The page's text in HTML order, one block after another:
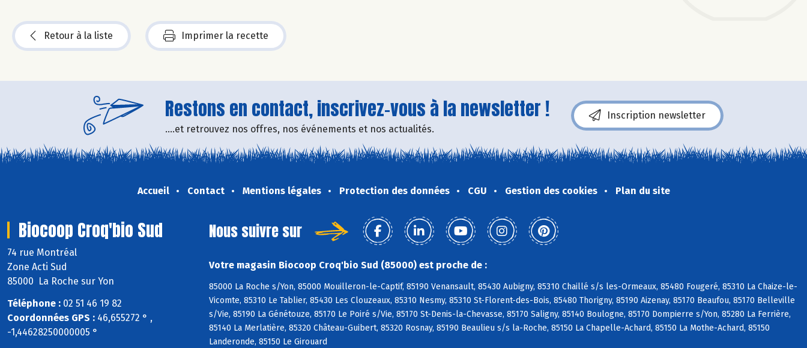
Retour à la liste Imprimer la recette
Restons en contact, inscrivez-vous à la newsletter !
....et retrouvez nos offres, nos événements et nos actualités.
Inscription newsletter
Accueil Contact Mentions légales Protection des données CGU Gestion des cookies Plan du site
Biocoop Croq'bio Sud
74 rue Montréal
Zone Acti Sud
85000 La Roche sur Yon
Téléphone : 02 51 46 19 82
Coordonnées GPS : 46,655272 ° ,
-1,44628250000005 °
Nous suivre sur
Votre magasin Biocoop Croq'bio Sud (85000) est proche de :
85000 La Roche s/Yon, 85000 Mouilleron-le-Captif, 85190 Venansault, 85430 Aubigny, 85310 Chaillé s/s les-Ormeaux, 85480 Fougeré, 85310 La Chaize-le-
Vicomte, 85310 Le Tablier, 85430 Les Clouzeaux, 85310 Nesmy, 85310 St-Florent-des-Bois, 85480 Thorigny, 85190 Aizenay, 85170 Beaufou, 85170 Belleville
s/Vie, 85190 La Génétouze, 85170 Le Poiré s/Vie, 85170 St-Denis-la-Chevasse, 85170 Saligny, 85140 Boulogne, 85170 Dompierre s/Yon, 85280 La Ferrière,
85140 La Merlatière, 85320 Château-Guibert, 85320 Rosnay, 85190 Beaulieu s/s la-Roche, 85150 La Chapelle-Achard, 85150 La Mothe-Achard, 85150
Landeronde, 85150 Le Girouard